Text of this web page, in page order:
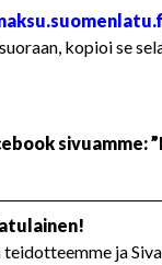
kopioi se
sivuamme:
ja